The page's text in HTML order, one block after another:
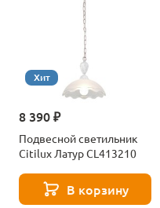
Хит
8 390 ₽
Подвесной светильник
Citilux Латур CL413210
В корзину